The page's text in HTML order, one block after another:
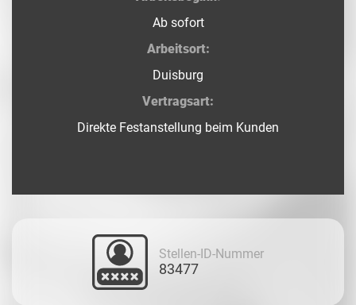
Ab sofort
Arbeitsort:
Duisburg
Vertragsart:
Direkte Festanstellung beim Kunden
Stellen-ID-Nummer
83477